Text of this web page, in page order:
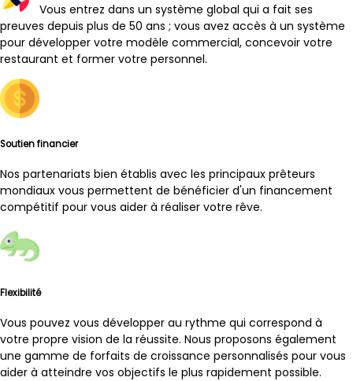
Vous entrez dans un système global qui a fait ses
preuves depuis plus de 50 ans ; vous avez accès à un système
pour développer votre modèle commercial, concevoir votre
restaurant et former votre personnel.
Soutien financier
Nos partenariats bien établis avec les principaux prêteurs
mondiaux vous permettent de bénéficier d'un financement
compétitif pour vous aider à réaliser votre rêve.
Flexibilité
Vous pouvez vous développer au rythme qui correspond à
votre propre vision de la réussite. Nous proposons également
une gamme de forfaits de croissance personnalisés pour vous
aider à atteindre vos objectifs le plus rapidement possible.